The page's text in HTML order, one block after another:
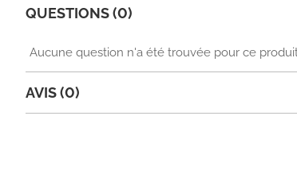
QUESTIONS (0)
Aucune question n'a été trouvée pour ce
AVIS (0)